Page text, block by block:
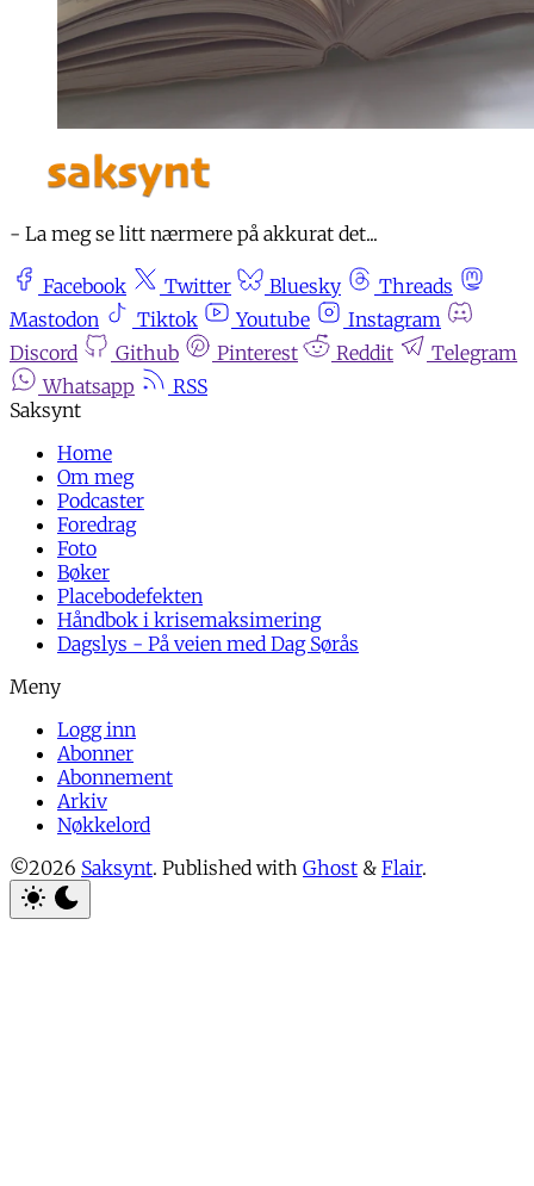
- La meg se litt nærmere på akkurat det...
Facebook Twitter Bluesky
Threads
Mastodon
Tiktok Youtube
Instagram
Discord
Github Pinterest Reddit
Telegram
Whatsapp
RSS
Home
Om meg
Podcaster
Foredrag
Foto
Bøker
Placebodefekten
Håndbok i krisemaksimering
Dagslys - På veien med Dag Sørås
Logg inn
Abonner
Abonnement
Arkiv
Nøkkelord
©2026 Saksynt. Published with Ghost & Flair.